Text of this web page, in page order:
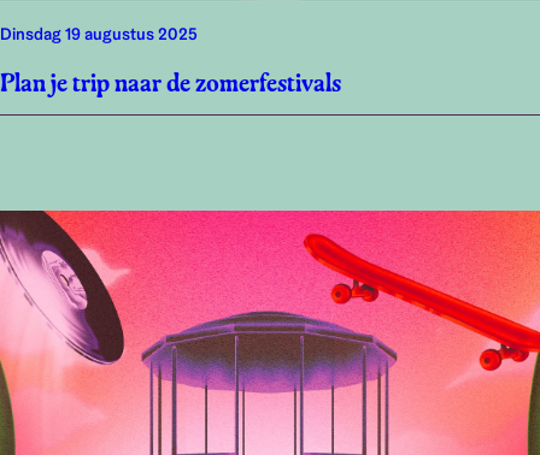
dinsdag 19 augustus 2025
Plan je trip naar de zomerfestivals